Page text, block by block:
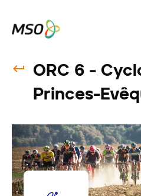
ORC 6 -
Princes-